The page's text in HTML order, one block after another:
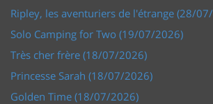
Ripley, les aventuriers de l'étrange (28/
Solo Camping for Two (19/07/2026)
Très cher frère (18/07/2026)
Princesse Sarah (18/07/2026)
Golden Time (18/07/2026)